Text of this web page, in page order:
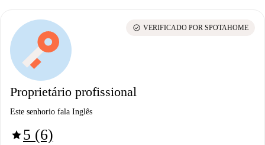
Proprietário profissional
Este senhorio fala Inglês
star5 (6)
check_circle VERIFICADO POR SPOTAHOME